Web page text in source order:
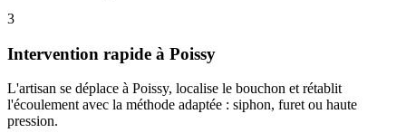
3
Intervention rapide à Poissy
L'artisan se déplace à Poissy, localise le bouchon et rétablit
l'écoulement avec la méthode adaptée : siphon, furet ou haute
pression.